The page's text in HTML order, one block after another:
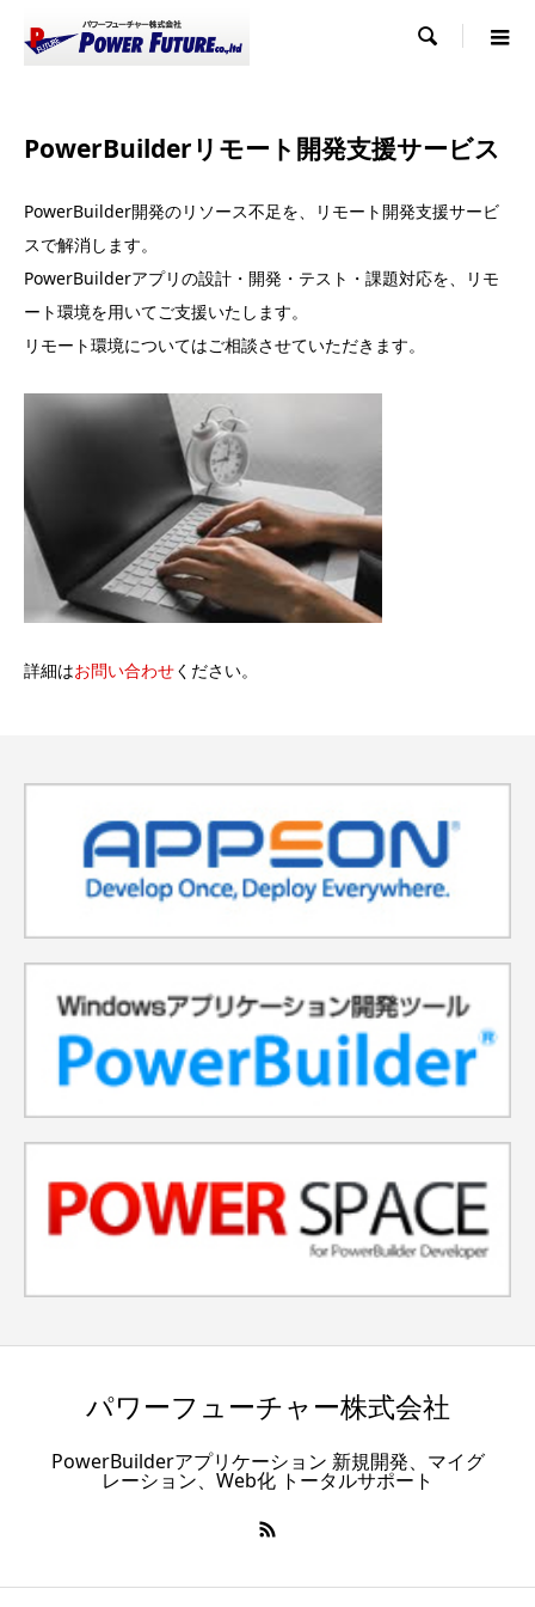

PowerBuilderリモート開発支援サービス
PowerBuilder開発のリソース不足を、リモート開発支援サービ
スで解消します。
PowerBuilderアプリの設計・開発・テスト・課題対応を、リモ
ート環境を用いてご支援いたします。
リモート環境についてはご相談させていただきます。
詳細はお問い合わせください。
パワーフューチャー株式会社
PowerBuilderアプリケーション 新規開発、マイグ
レーション、Web化 トータルサポート